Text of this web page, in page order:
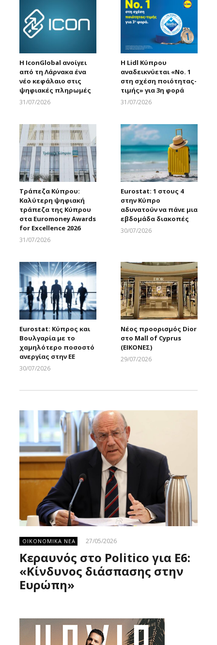
Η IconGlobal ανοίγει
από τη Λάρνακα ένα
νέο κεφάλαιο στις
ψηφιακές πληρωμές
31/07/2026
Η Lidl Κύπρου
αναδεικνύεται «Νo. 1
στη σχέση ποιότητας-
τιμής» για 3η φορά
31/07/2026
Τράπεζα Κύπρου:
Καλύτερη ψηφιακή
τράπεζα της Κύπρου
στα Euromoney Awards
for Excellence 2026
31/07/2026
Eurostat: 1 στους 4
στην Κύπρο
αδυνατούν να πάνε μια
εβδομάδα διακοπές
30/07/2026
Eurostat: Κύπρος και
Βουλγαρία με το
χαμηλότερο ποσοστό
ανεργίας στην ΕΕ
30/07/2026
Νέος προορισμός Dior
στο Mall of Cyprus
(ΕΙΚΟΝΕΣ)
29/07/2026
ΟΙΚΟΝΟΜΙΚΑ ΝΕΑ 27/05/2026
Κεραυνός στο Politico για E6:
«Κίνδυνος διάσπασης στην
Ευρώπη»